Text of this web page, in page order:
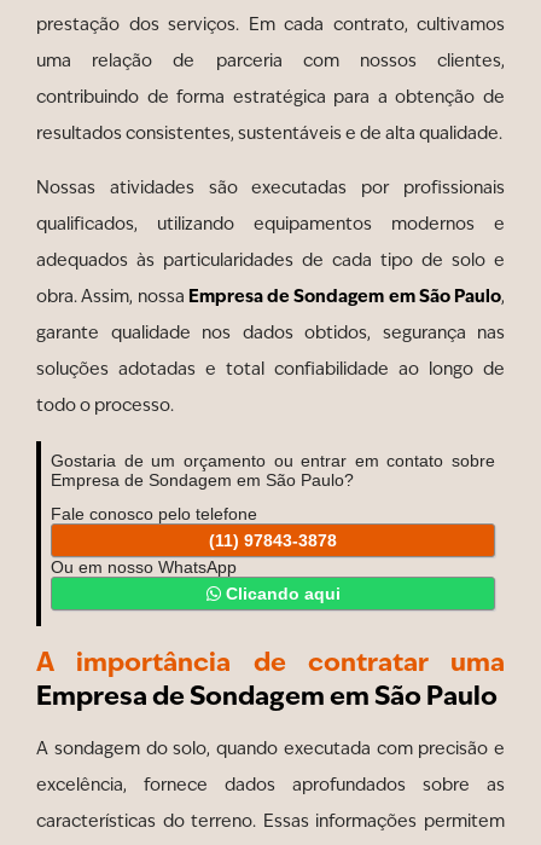
prestação dos serviços. Em cada contrato, cultivamos
uma relação de parceria com nossos clientes,
contribuindo de forma estratégica para a obtenção de
resultados consistentes, sustentáveis e de alta qualidade.
Nossas atividades são executadas por profissionais
qualificados, utilizando equipamentos modernos e
adequados às particularidades de cada tipo de solo e
obra. Assim, nossa Empresa de Sondagem em São Paulo,
garante qualidade nos dados obtidos, segurança nas
soluções adotadas e total confiabilidade ao longo de
todo o processo.
Gostaria de um orçamento ou entrar em contato sobre
Empresa de Sondagem em São Paulo?
Fale conosco pelo telefone
(11) 97843-3878
Ou em nosso WhatsApp
Clicando aqui
A importância de contratar uma
Empresa de Sondagem em São Paulo
A sondagem do solo, quando executada com precisão e
excelência, fornece dados aprofundados sobre as
características do terreno. Essas informações permitem